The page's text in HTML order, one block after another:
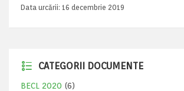
Data urcării: 16 decembrie 2019
CATEGORII DOCUMENTE
BECL 2020 (6)